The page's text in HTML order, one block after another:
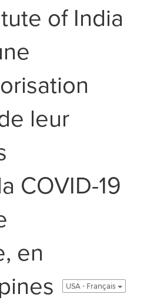
of India
leur
COVID-19
en
USA - Français